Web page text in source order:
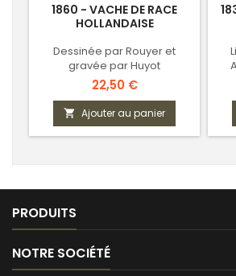
1860 - VACHE DE RACE
HOLLANDAISE
Dessinée par Rouyer et
gravée par Huyot
Prix
22,50 €
 Ajouter au panier
PRODUITS
NOTRE SOCIÉTÉ